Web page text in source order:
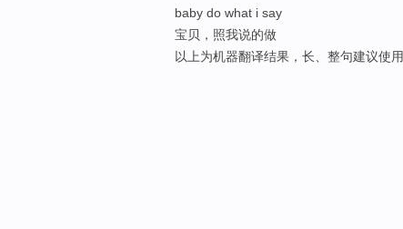
baby do what i say
宝贝，照我说的做
以上为机器翻译结果，长、整句建议使用